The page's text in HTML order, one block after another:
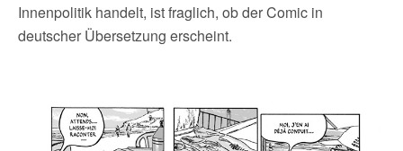
Innenpolitik handelt, ist fraglich, ob der Comic in
deutscher Übersetzung erscheint.